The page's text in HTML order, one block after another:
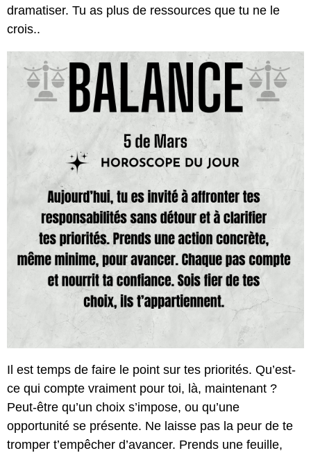
dramatiser. Tu as plus de ressources que tu ne le
crois..
Il est temps de faire le point sur tes priorités. Qu’est-
ce qui compte vraiment pour toi, là, maintenant ?
Peut-être qu’un choix s’impose, ou qu’une
opportunité se présente. Ne laisse pas la peur de te
tromper t’empêcher d’avancer. Prends une feuille,